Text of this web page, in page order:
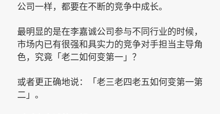
公司一样，都要在不断的竞争中成长。
最明显的是在李嘉诚公司参与不同行业的时候，
市场内已有很强和具实力的竞争对手担当主导角
色，究竟「老二如何变第一」？
或者更正确地说：「老三老四老五如何变第一第
二」。